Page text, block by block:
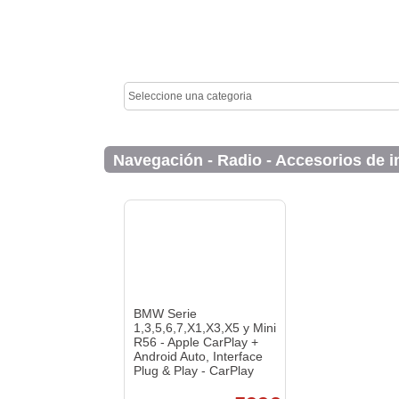
Navegación - Radio - Accesorios de
BMW Serie
1,3,5,6,7,X1,X3,X5 y Mini
R56 - Apple CarPlay +
Android Auto, Interface
Plug & Play - CarPlay